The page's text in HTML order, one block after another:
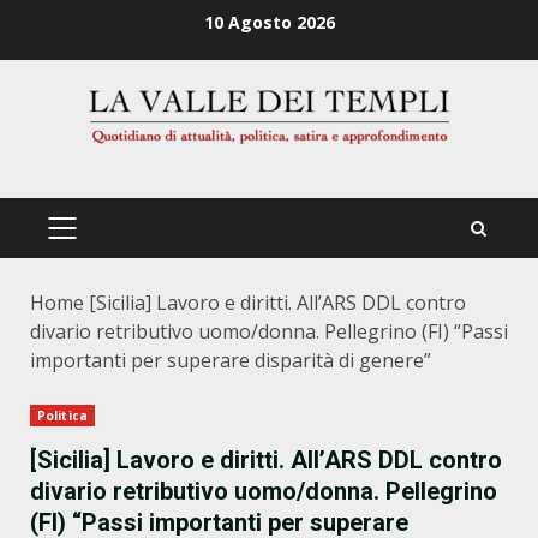
10 Agosto 2026
PRIMÄRES
Home [Sicilia] Lavoro e diritti. All’ARS DDL contro
divario retributivo uomo/donna. Pellegrino (FI) “Passi
importanti per superare disparità di genere”
Politica
[Sicilia] Lavoro e diritti. All’ARS DDL contro
divario retributivo uomo/donna. Pellegrino
(FI) “Passi importanti per superare